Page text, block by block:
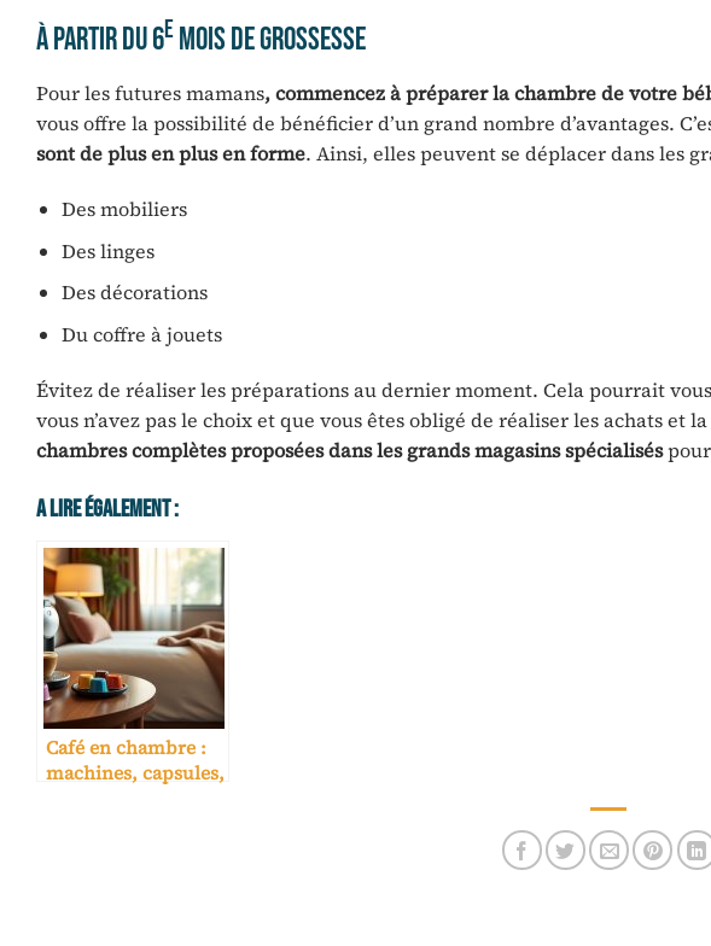
À partir du 6e mois de grossesse
Pour les futures mamans, commencez à préparer la chambre de votre
vous offre la possibilité de bénéficier d’un grand nombre d’avantages.
sont de plus en plus en forme. Ainsi, elles peuvent se déplacer dans les
Des mobiliers
Des linges
Des décorations
Du coffre à jouets
Évitez de réaliser les préparations au dernier moment. Cela pourrait
vous n’avez pas le choix et que vous êtes obligé de réaliser les achats
chambres complètes proposées dans les grands magasins spécialisés
A Lire Également :
Café en chambre :
machines, capsules,